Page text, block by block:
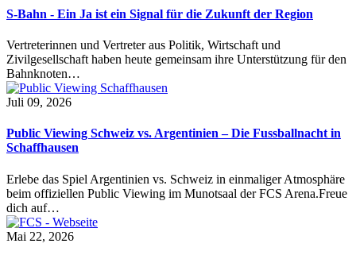
S-Bahn - Ein Ja ist ein Signal für die Zukunft der Region
Vertreterinnen und Vertreter aus Politik, Wirtschaft und
Zivilgesellschaft haben heute gemeinsam ihre Unterstützung für den
Bahnknoten…
Juli 09, 2026
Public Viewing Schweiz vs. Argentinien – Die Fussballnacht in
Schaffhausen
Erlebe das Spiel Argentinien vs. Schweiz in einmaliger Atmosphäre
beim offiziellen Public Viewing im Munotsaal der FCS Arena.Freue
dich auf…
Mai 22, 2026